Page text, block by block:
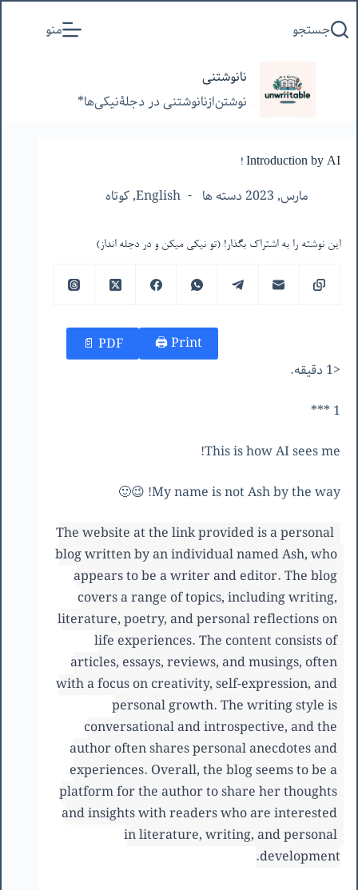
به
جستجو منو
نانوشتنی
نوشتن‌از‌نانوشتنی‌ در‌ دجلۀنیکی‌ها*
Introduction by AI !
مارس, 2023 دسته ها English
,کوتاه
این نوشته را به اشتراک بگذار! (تو نیکی میکن و در دجله انداز)
Print 🖨
PDF 📄
<1 دقیقه.
1 ***
This is how AI sees me!
My name is not Ash by the way! 😉🙂
The website at the link provided is a personal
blog written by an individual named Ash, who
appears to be a writer and editor. The blog
covers a range of topics, including writing,
literature, poetry, and personal reflections on
life experiences. The content consists of
articles, essays, reviews, and musings, often
with a focus on creativity, self-expression, and
personal growth. The writing style is
conversational and introspective, and the
author often shares personal anecdotes and
experiences. Overall, the blog seems to be a
platform for the author to share her thoughts
and insights with readers who are interested
in literature, writing, and personal
development.